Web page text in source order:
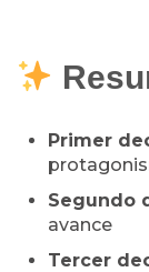
Primer
Segundo
avance
Tercer